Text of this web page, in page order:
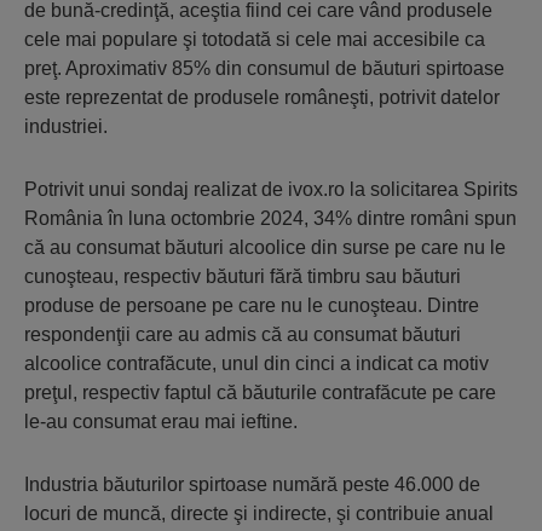
de bună-credinţă, aceştia fiind cei care vând produsele
cele mai populare şi totodată si cele mai accesibile ca
preţ. Aproximativ 85% din consumul de băuturi spirtoase
este reprezentat de produsele româneşti, potrivit datelor
industriei.
Potrivit unui sondaj realizat de ivox.ro la solicitarea Spirits
România în luna octombrie 2024, 34% dintre români spun
că au consumat băuturi alcoolice din surse pe care nu le
cunoşteau, respectiv băuturi fără timbru sau băuturi
produse de persoane pe care nu le cunoşteau. Dintre
respondenţii care au admis că au consumat băuturi
alcoolice contrafăcute, unul din cinci a indicat ca motiv
preţul, respectiv faptul că băuturile contrafăcute pe care
le-au consumat erau mai ieftine.
Industria băuturilor spirtoase numără peste 46.000 de
locuri de muncă, directe şi indirecte, şi contribuie anual